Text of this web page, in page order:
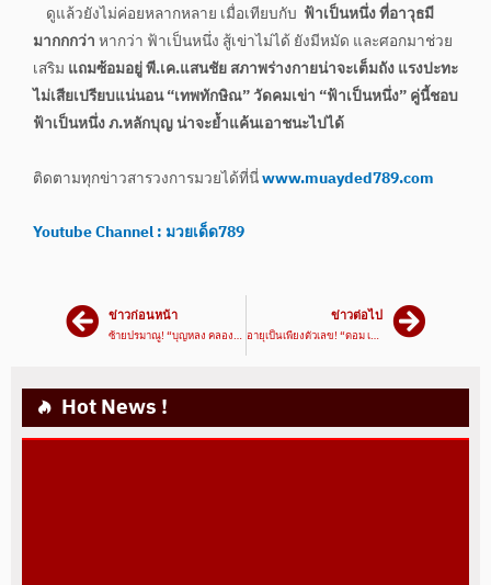
ดูแล้วยังไม่ค่อยหลากหลาย เมื่อเทียบกับ ฟ้าเป็นหนึ่ง ที่อาวุธมี
มากกกว่าหากว่า ฟ้าเป็นหนึ่ง สู้เข่าไม่ได้ ยังมีหมัด และศอกมาช่วย
เสริม แถมซ้อมอยู่ พี.เค.แสนชัย สภาพร่างกายน่าจะเต็มถัง แรงปะทะ
ไม่เสียเปรียบแน่นอน “เทพทักษิณ” วัดคมเข่า “ฟ้าเป็นหนึ่ง” คู่นี้ชอบ
ฟ้าเป็นหนึ่ง ภ.หลักบุญ น่าจะย้ำแค้นเอาชนะไปได้
ติดตามทุกข่าวสารวงการมวยได้ที่นี่www.muayded789.com
Youtube Channel : มวยเด็ด789
ข่าวก่อนหน้า
ซ้ายปรมาณู! “บุญหลง คลองสวนพลูรีสอร์ท” ภาคใหม่ไฉไลกว่าเดิม
ข่าวต่อไป
อายุเป็นเพียงตัวเลข! “ดอม เหตระกูล” กำปั้นวัย 44 ปีที่โคตรฟิต
Hot News !